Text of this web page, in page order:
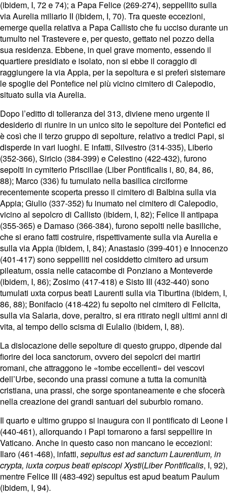
(ibidem, I, 72 e 74); a Papa Felice (269-274), seppellito sulla
via Aurelia miliario II (ibidem, I, 70). Tra queste eccezioni,
emerge quella relativa a Papa Callisto che fu ucciso durante un
tumulto nel Trastevere e, per questo, gettato nel pozzo della
sua residenza. Ebbene, in quel grave momento, essendo il
quartiere presidiato e isolato, non si ebbe il coraggio di
raggiungere la via Appia, per la sepoltura e si preferì sistemare
le spoglie del Pontefice nel più vicino cimitero di Calepodio,
situato sulla via Aurelia.
Dopo l’editto di tolleranza del 313, diviene meno urgente il
desiderio di riunire in un unico sito le sepolture dei Pontefici ed
è così che il terzo gruppo di sepolture, relativo a tredici Papi, si
disperde in vari luoghi. E infatti, Silvestro (314-335), Liberio
(352-366), Siricio (384-399) e Celestino (422-432), furono
sepolti in cymiterio Priscillae (Liber Pontificalis i, 80, 84, 86,
88); Marco (336) fu tumulato nella basilica circiforme
recentemente scoperta presso il cimitero di Balbina sulla via
Appia; Giulio (337-352) fu inumato nel cimitero di Calepodio,
vicino al sepolcro di Callisto (ibidem, I, 82); Felice II antipapa
(355-365) e Damaso (366-384), furono sepolti nelle basiliche,
che si erano fatti costruire, rispettivamente sulla via Aurelia e
sulla via Appia (ibidem, I, 84); Anastasio (399-401) e Innocenzo
(401-417) sono seppelliti nel cosiddetto cimitero ad ursum
pileatum, ossia nelle catacombe di Ponziano a Monteverde
(ibidem, I, 86); Zosimo (417-418) e Sisto III (432-440) sono
tumulati uxta corpus beati Laurenti sulla via Tiburtina (ibidem, I,
86, 88); Bonifacio (418-422) fu sepolto nel cimitero di Felicita,
sulla via Salaria, dove, peraltro, si era ritirato negli ultimi anni di
vita, al tempo dello scisma di Eulalio (ibidem, I, 88).
La dislocazione delle sepolture di questo gruppo, dipende dal
fiorire dei loca sanctorum, ovvero dei sepolcri dei martiri
romani, che attraggono le «tombe eccellenti» dei vescovi
dell’Urbe, secondo una prassi comune a tutta la comunità
cristiana, una prassi, che sorge spontaneamente e che sfocerà
nella creazione dei grandi santuari del suburbio romano.
Il quarto e ultimo gruppo si inaugura con il pontificato di Leone I
(440-461), allorquando i Papi tornarono a farsi seppellire in
Vaticano. Anche in questo caso non mancano le eccezioni:
Ilaro (461-468), infatti, sepultus est ad sanctum Laurentium, in
crypta, iuxta corpus beati episcopi Xysti(Liber Pontificalis, I, 92),
mentre Felice III (483-492) sepultus est apud beatum Paulum
(ibidem, I, 94).